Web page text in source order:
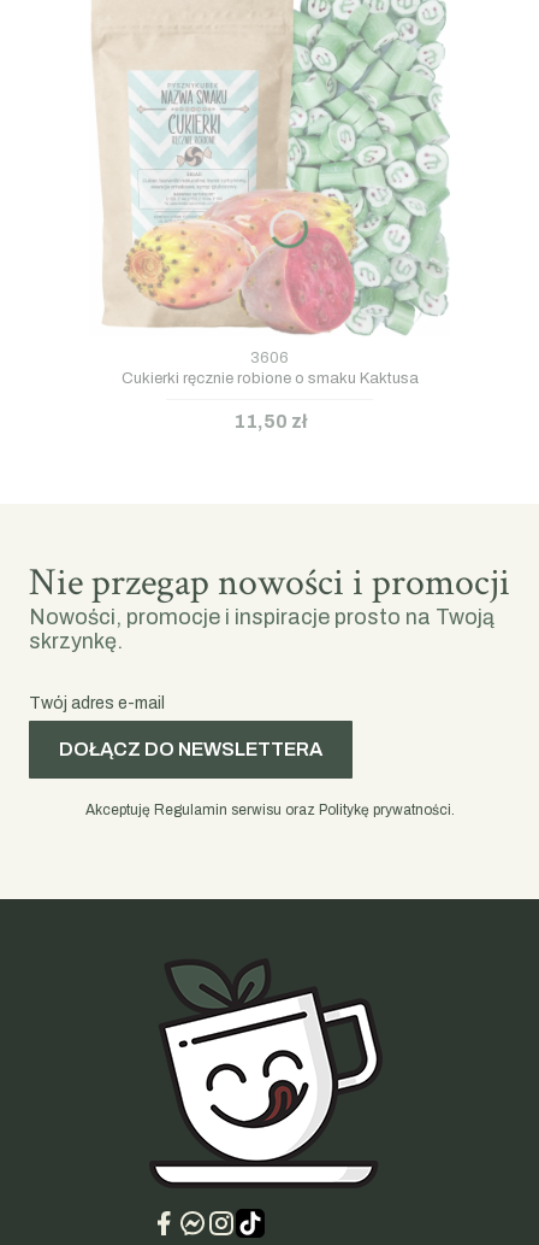
3606
Cukierki ręcznie robione o smaku Kaktusa
11,50 zł
Nie przegap nowości i promocji
Nowości, promocje i inspiracje prosto na Twoją
skrzynkę.
Twój adres e-mail
DOŁĄCZ DO NEWSLETTERA
Akceptuję Regulamin serwisu oraz Politykę prywatności.